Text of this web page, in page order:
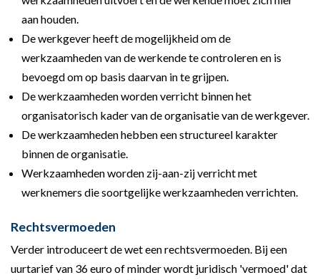
aan houden.
De werkgever heeft de mogelijkheid om de
werkzaamheden van de werkende te controleren en is
bevoegd om op basis daarvan in te grijpen.
De werkzaamheden worden verricht binnen het
organisatorisch kader van de organisatie van de werkgever.
De werkzaamheden hebben een structureel karakter
binnen de organisatie.
Werkzaamheden worden zij-aan-zij verricht met
werknemers die soortgelijke werkzaamheden verrichten.
Rechtsvermoeden
Verder introduceert de wet een rechtsvermoeden. Bij een
uurtarief van 36 euro of minder wordt juridisch 'vermoed' dat